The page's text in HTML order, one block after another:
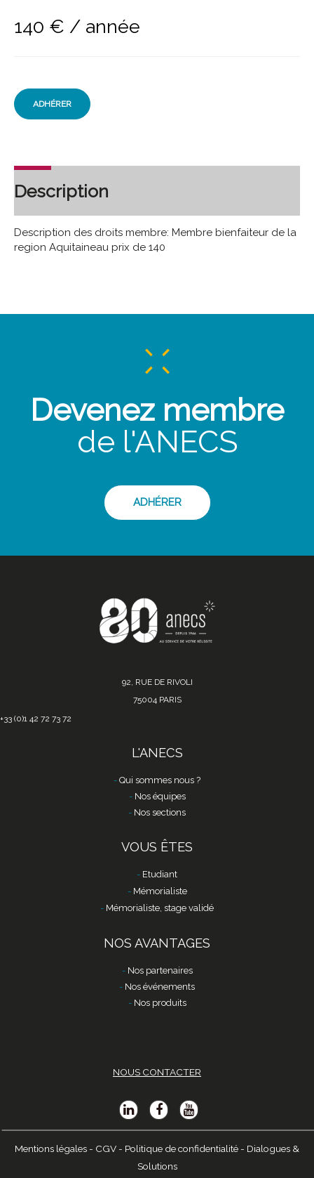
140 € / année
ADHÉRER
Description
Description des droits membre: Membre bienfaiteur de la
region Aquitaineau prix de 140
Devenez membre
de l'ANECS
ADHÉRER
92, RUE DE RIVOLI
75004 PARIS
+33 (0)1 42 72 73 72
L'ANECS
Qui sommes nous ?
Nos équipes
Nos sections
VOUS ÊTES
Etudiant
Mémorialiste
Mémorialiste, stage validé
NOS AVANTAGES
Nos partenaires
Nos événements
Nos produits
NOUS CONTACTER
Mentions légales - CGV - Politique de confidentialité - Dialogues &
Solutions